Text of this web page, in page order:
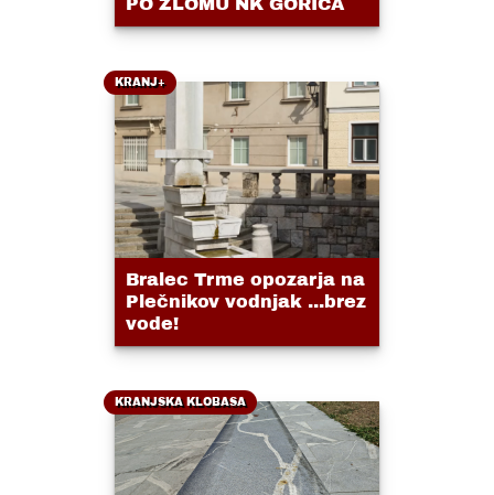
PO ZLOMU NK GORICA
KRANJ+
Bralec Trme opozarja na
Plečnikov vodnjak ...brez
vode!
KRANJSKA KLOBASA